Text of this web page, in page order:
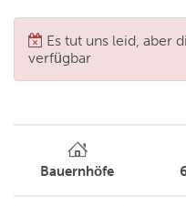
Es tut uns leid, aber
verfügbar
Bauernhöfe